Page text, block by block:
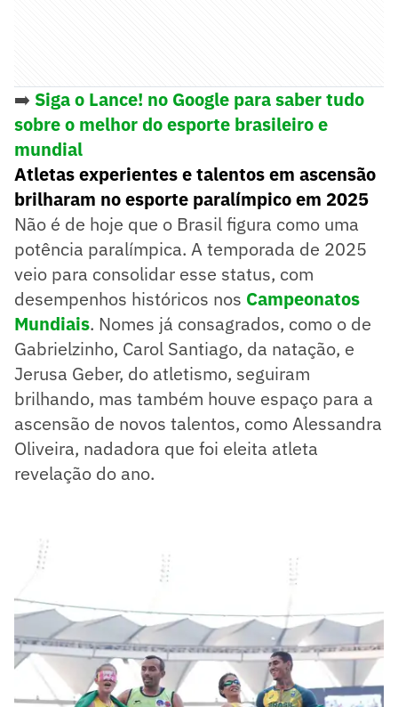
➡️ Siga o Lance! no Google para saber tudo
sobre o melhor do esporte brasileiro e
mundial
Atletas experientes e talentos em ascensão
brilharam no esporte paralímpico em 2025
Não é de hoje que o Brasil figura como uma
potência paralímpica. A temporada de 2025
veio para consolidar esse status, com
desempenhos históricos nos Campeonatos
Mundiais. Nomes já consagrados, como o de
Gabrielzinho, Carol Santiago, da natação, e
Jerusa Geber, do atletismo, seguiram
brilhando, mas também houve espaço para a
ascensão de novos talentos, como Alessandra
Oliveira, nadadora que foi eleita atleta
revelação do ano.